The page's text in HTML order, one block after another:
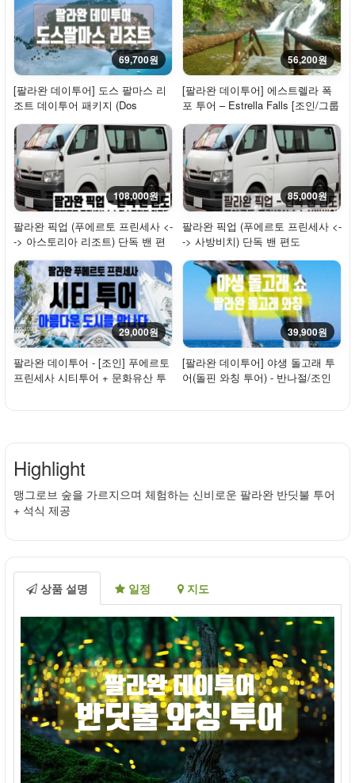
69,700원
[팔라완 데이투어] 도스 팔마스 리
조트 데이투어 패키지 (Dos
Palmas Day Tour...
56,200원
[팔라완 데이투어] 에스트렐라 폭
포 투어 – Estrella Falls [조인/그룹
투어]
108,000원
팔라완 픽업 (푸에르토 프린세사 <-
-> 아스토리아 리조트) 단독 밴 편
도
85,000원
팔라완 픽업 (푸에르토 프린세사 <-
-> 사방비치) 단독 밴 편도
29,000원
팔라완 데이투어 - [조인] 푸에르토
프린세사 시티투어 + 문화유산 투
39,900원
[팔라완 데이투어] 야생 돌고래 투
어(돌핀 와칭 투어) - 반나절/조인
Highlight
맹그로브 숲을 가르지으며 체험하는 신비로운 팔라완 반딧불 투어
+ 석식 제공
상품 설명 일정 지도